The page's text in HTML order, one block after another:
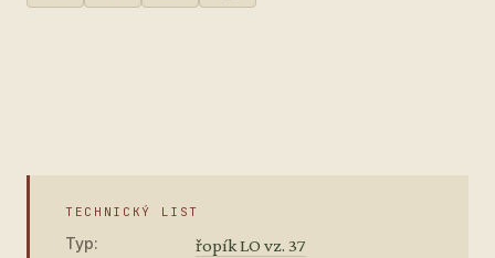
TECHNICKÝ LIST
Typ: řopík LO vz. 37